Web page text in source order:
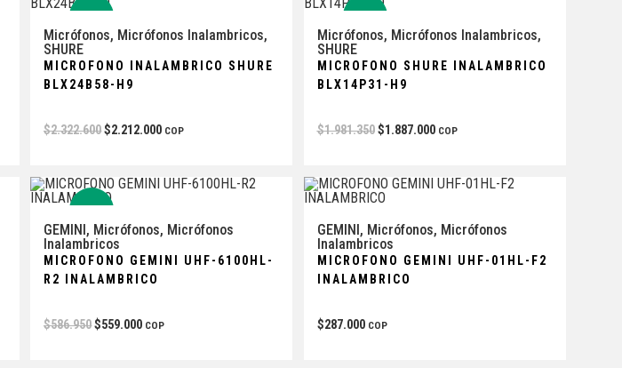
Micrófonos, Micrófonos Inalambricos,
SHURE
MICROFONO INALAMBRICO SHURE
BLX24B58-H9
$2.322.600$2.212.000 COP
Micrófonos, Micrófonos Inalambricos,
SHURE
MICROFONO SHURE INALAMBRICO
BLX14P31-H9
$1.981.350 $1.887.000 COP
GEMINI, Micrófonos, Micrófonos
Inalambricos
MICROFONO GEMINI UHF-6100HL-
R2 INALAMBRICO
$586.950$559.000 COP
GEMINI, Micrófonos, Micrófonos
Inalambricos
MICROFONO GEMINI UHF-01HL-F2
INALAMBRICO
$287.000 COP